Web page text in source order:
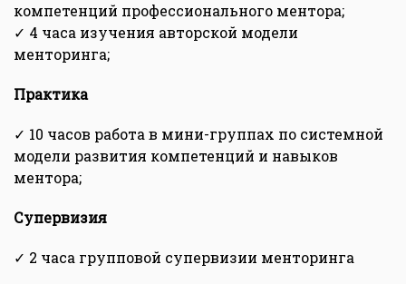
компетенций профессионального ментора;
✓ 4 часа изучения авторской модели
менторинга;
Практика
✓ 10 часов работа в мини-группах по системной
модели развития компетенций и навыков
ментора;
Супервизия
✓ 2 часа групповой супервизии менторинга